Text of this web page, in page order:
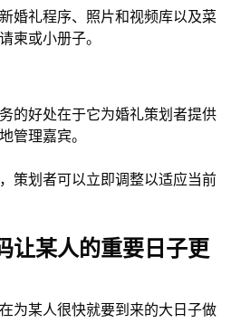
婚礼程序、照片和视频库以及菜
柬或小册子。
的好处在于它为婚礼策划者提供
管理嘉宾。
策划者可以立即调整以适应当前
让某人的重要日子更
为某人很快就要到来的大日子做